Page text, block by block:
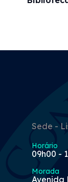
Sede -
Horário
09h00 -
Morada
Avenida